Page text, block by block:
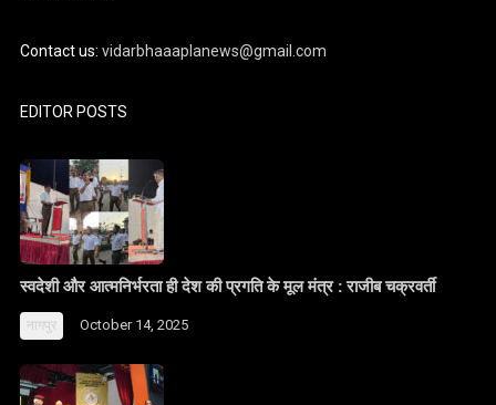
Contact us:vidarbhaaaplanews@gmail.com
EDITOR POSTS
स्वदेशी और आत्मनिर्भरता ही देश की प्रगति के मूल मंत्र : राजीब चक्रवर्ती
नागपुर October 14, 2025